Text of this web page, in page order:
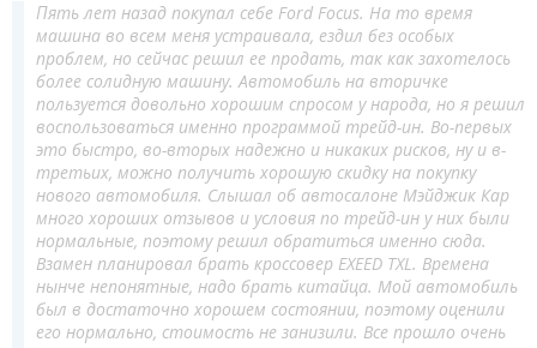
Пять лет назад покупал себе Ford Focus. На то время
машина во всем меня устраивала, ездил без особых
проблем, но сейчас решил ее продать, так как захотелось
более солидную машину. Автомобиль на вторичке
пользуется довольно хорошим спросом у народа, но я решил
воспользоваться именно программой трейд-ин. Во-первых
это быстро, во-вторых надежно и никаких рисков, ну и в-
третьих, можно получить хорошую скидку на покупку
нового автомобиля. Слышал об автосалоне Мэйджик Кар
много хороших отзывов и условия по трейд-ин у них были
нормальные, поэтому решил обратиться именно сюда.
Взамен планировал брать кроссовер EXEED TXL. Времена
нынче непонятные, надо брать китайца. Мой автомобиль
был в достаточно хорошем состоянии, поэтому оценили
его нормально, стоимость не занизили. Все прошло очень